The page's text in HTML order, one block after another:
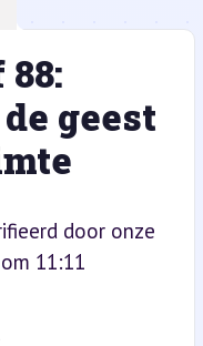
geest
door onze
11:11